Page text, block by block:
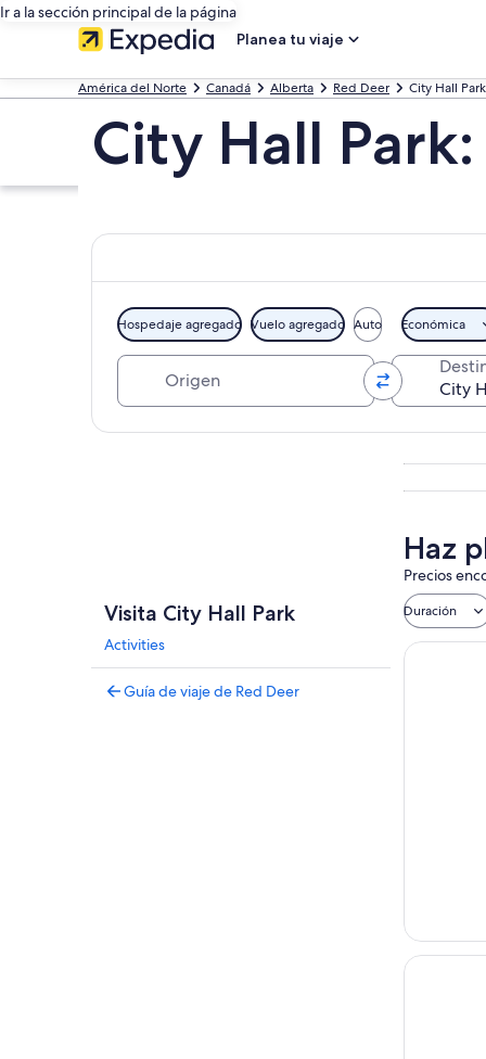
Ir a la sección principal de la página
Planea tu viaje
América del Norte Canadá Alberta Red Deer City Hall Park
City Hall
Hospedaje agregado Vuelo agregado Auto Económica
Visita City Hall Park
Activities
Guía de viaje de Red Deer
Haz
Precios
Duración